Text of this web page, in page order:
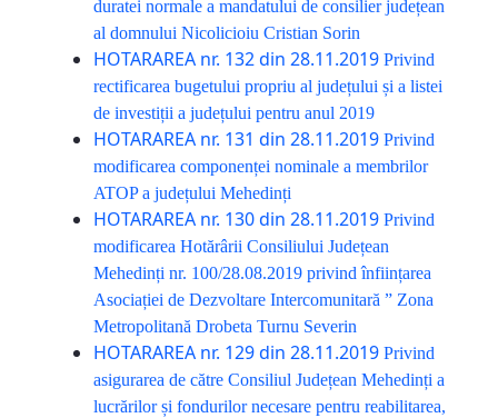
duratei normale a mandatului de consilier județean
al domnului Nicolicioiu Cristian Sorin
HOTARAREA nr. 132 din 28.11.2019 Privind
rectificarea bugetului propriu al județului și a listei
de investiții a județului pentru anul 2019
HOTARAREA nr. 131 din 28.11.2019 Privind
modificarea componenței nominale a membrilor
ATOP a județului Mehedinți
HOTARAREA nr. 130 din 28.11.2019 Privind
modificarea Hotărârii Consiliului Județean
Mehedinți nr. 100/28.08.2019 privind înființarea
Asociației de Dezvoltare Intercomunitară ” Zona
Metropolitană Drobeta Turnu Severin
HOTARAREA nr. 129 din 28.11.2019 Privind
asigurarea de către Consiliul Județean Mehedinți a
lucrărilor și fondurilor necesare pentru reabilitarea,